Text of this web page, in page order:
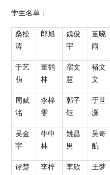
学生名单：
桑松
涛
郎旭
魏俊
宇
董晓
雨
于艺
萌
董鹤
林
宿文
慧
褚文
文
周赋
洺
李梓
雯
郭子
钰
于世
灏
吴金
宇
牛中
林
姚昌
男
吴奇
航
谭楚
李梓
李欣
王梦